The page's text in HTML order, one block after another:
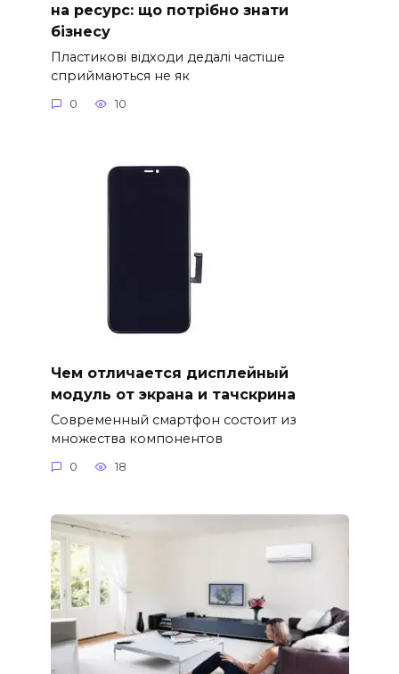
на ресурс: що потрібно знати
бізнесу
Пластикові відходи дедалі частіше
сприймаються не як
0 10
Чем отличается дисплейный
модуль от экрана и тачскрина
Современный смартфон состоит из
множества компонентов
0 18